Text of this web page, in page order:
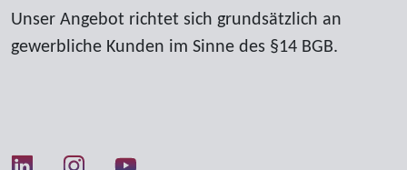
Unser Angebot richtet sich grundsätzlich an
gewerbliche Kunden im Sinne des §14 BGB.